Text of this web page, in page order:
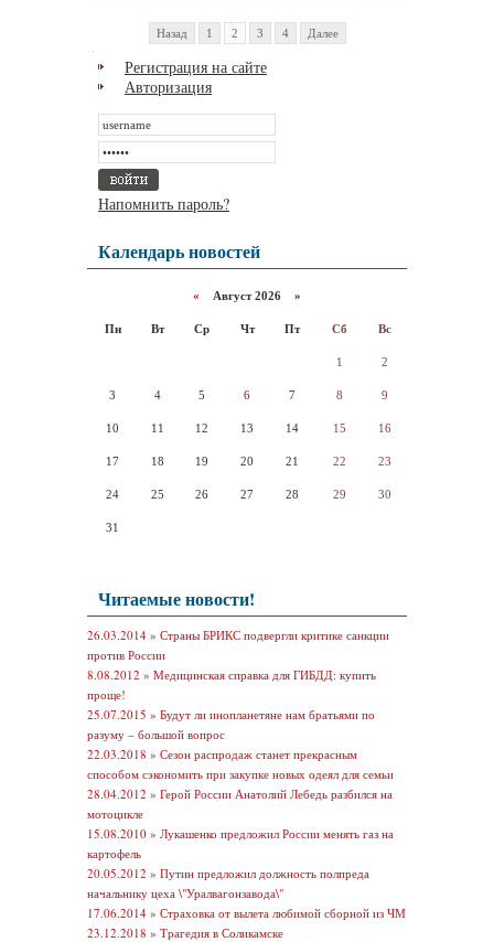
Назад 1 2 3 4 Далее
Регистрация на сайте
Авторизация
Напомнить пароль?
Календарь новостей
« Август 2026 »
Пн Вт Ср Чт Пт Сб Вс
1 2
3 4 5 6 7 8 9
10 11 12 13 14 15 16
17 18 19 20 21 22 23
24 25 26 27 28 29 30
31
Читаемые новости!
26.03.2014 » Страны БРИКС подвергли критике санкции
против России
8.08.2012 » Медицинская справка для ГИБДД: купить
проще!
25.07.2015 » Будут ли инопланетяне нам братьями по
разуму – большой вопрос
22.03.2018 » Сезон распродаж станет прекрасным
способом сэкономить при закупке новых одеял для семьи
28.04.2012 » Герой России Анатолий Лебедь разбился на
мотоцикле
15.08.2010 » Лукашенко предложил России менять газ на
картофель
20.05.2012 » Путин предложил должность полпреда
начальнику цеха \"Уралвагонзавода\"
17.06.2014 » Страховка от вылета любимой сборной из ЧМ
23.12.2018 » Трагедия в Соликамске